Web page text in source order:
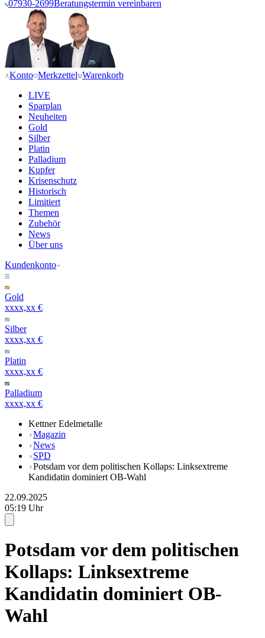
07930-2699Beratungstermin vereinbaren
Konto Merkzettel Warenkorb
LIVE
Sparplan
Neuheiten
Gold
Silber
Platin
Palladium
Kupfer
Krisenschutz
Historisch
Limitiert
Themen
Zubehör
News
Über uns
Kundenkonto
Gold
xxxx,xx €
Silber
xxxx,xx €
Platin
xxxx,xx €
Palladium
xxxx,xx €
Kettner Edelmetalle
Magazin
News
SPD
Potsdam vor dem politischen Kollaps: Linksextreme
Kandidatin dominiert OB-Wahl
22.09.2025
05:19 Uhr
Potsdam vor dem politischen
Kollaps: Linksextreme
Kandidatin dominiert OB-
Wahl